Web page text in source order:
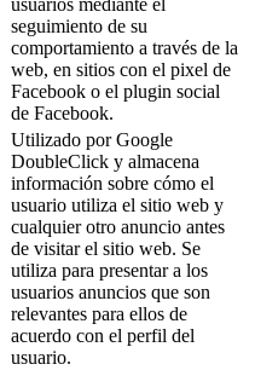
usuarios mediante el
seguimiento de su
comportamiento a través de la
web, en sitios con el pixel de
Facebook o el plugin social
de Facebook.
Utilizado por Google
DoubleClick y almacena
información sobre cómo el
usuario utiliza el sitio web y
cualquier otro anuncio antes
de visitar el sitio web. Se
utiliza para presentar a los
usuarios anuncios que son
relevantes para ellos de
acuerdo con el perfil del
usuario.